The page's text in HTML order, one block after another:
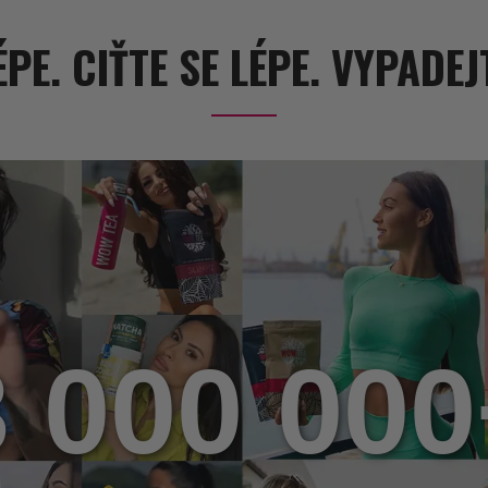
CIŤTE SE LÉPE.
000